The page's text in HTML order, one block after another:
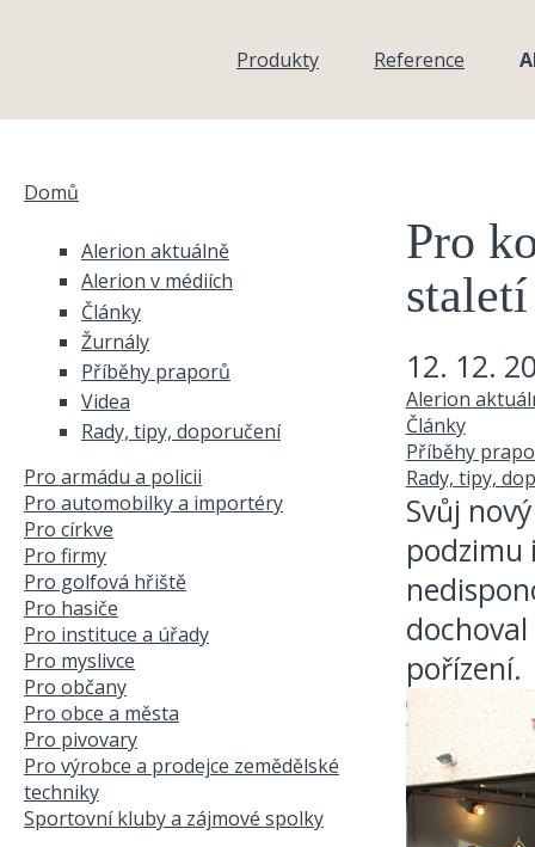
Produkty
Reference
Domů
Pro
staletí
12. 12.
Alerion
Články
Příběhy
Rady, tipy,
Svůj
podzimu
pořízení.
Alerion aktuálně
Alerion v médiích
Články
Žurnály
Příběhy praporů
Videa
Rady, tipy, doporučení
Pro armádu a policii
Pro automobilky a importéry
Pro církve
Pro firmy
Pro golfová hřiště
Pro hasiče
Pro instituce a úřady
Pro myslivce
Pro občany
Pro obce a města
Pro pivovary
Pro výrobce a prodejce zemědělské
techniky
Sportovní kluby a zájmové spolky